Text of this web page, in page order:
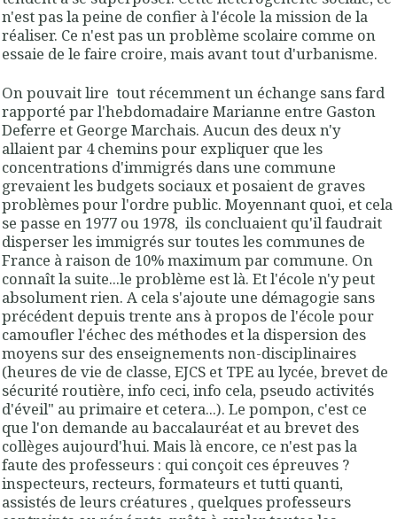
n'est pas la peine de confier à l'école la mission de la
réaliser. Ce n'est pas un problème scolaire comme on
essaie de le faire croire, mais avant tout d'urbanisme.
On pouvait lire tout récemment un échange sans fard
rapporté par l'hebdomadaire Marianne entre Gaston
Deferre et George Marchais. Aucun des deux n'y
allaient par 4 chemins pour expliquer que les
concentrations d'immigrés dans une commune
grevaient les budgets sociaux et posaient de graves
problèmes pour l'ordre public. Moyennant quoi, et cela
se passe en 1977 ou 1978, ils concluaient qu'il faudrait
disperser les immigrés sur toutes les communes de
France à raison de 10% maximum par commune. On
connaît la suite...le problème est là. Et l'école n'y peut
absolument rien. A cela s'ajoute une démagogie sans
précédent depuis trente ans à propos de l'école pour
camoufler l'échec des méthodes et la dispersion des
moyens sur des enseignements non-disciplinaires
(heures de vie de classe, EJCS et TPE au lycée, brevet de
sécurité routière, info ceci, info cela, pseudo activités
d'éveil" au primaire et cetera...). Le pompon, c'est ce
que l'on demande au baccalauréat et au brevet des
collèges aujourd'hui. Mais là encore, ce n'est pas la
faute des professeurs : qui conçoit ces épreuves ?
inspecteurs, recteurs, formateurs et tutti quanti,
assistés de leurs créatures , quelques professeurs